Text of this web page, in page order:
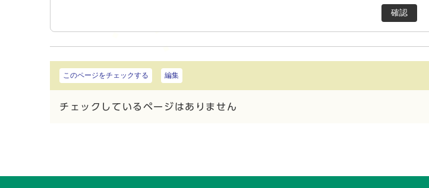
確認
このページをチェックする 編集
チェックしているページはありません